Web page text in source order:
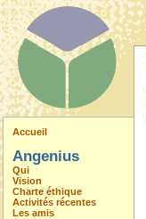
Accueil
Angenius
Qui
Vision
Charte éthique
Activités récentes
Les amis